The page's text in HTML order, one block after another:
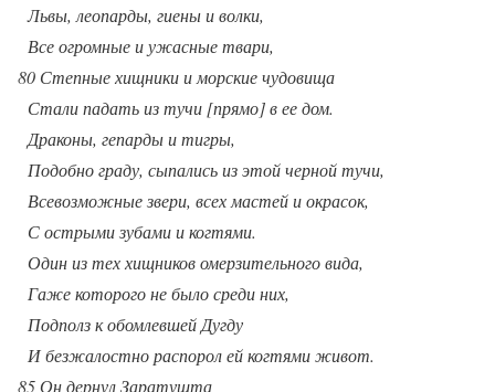
Львы, леопарды, гиены и волки,
Все огромные и ужасные твари,
80 Степные хищники и морские чудовища
Стали падать из тучи [прямо] в ее дом.
Драконы, гепарды и тигры,
Подобно граду, сыпались из этой черной тучи,
Всевозможные звери, всех мастей и окрасок,
С острыми зубами и когтями.
Один из тех хищников омерзительного вида,
Гаже которого не было среди них,
Подполз к обомлевшей Дугду
И безжалостно распорол ей когтями живот.
85 Он дернул Заратушта